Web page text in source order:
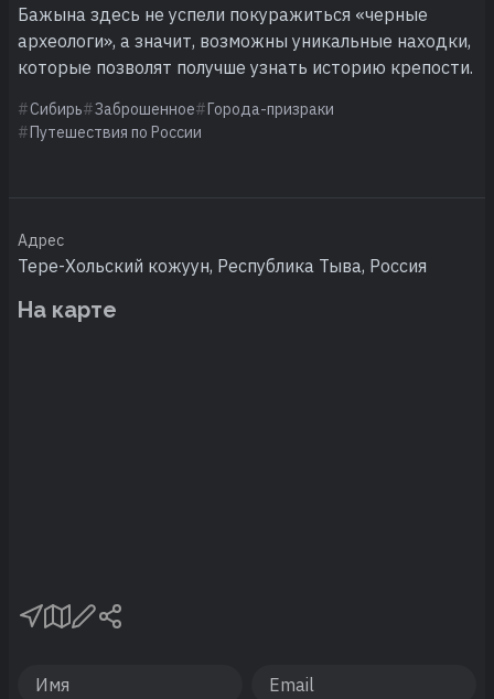
Бажына здесь не успели покуражиться «черные
археологи», а значит, возможны уникальные находки,
которые позволят получше узнать историю крепости.
Сибирь Заброшенное
Города-призраки
Путешествия по России
Адрес
Тере-Хольский кожуун, Республика Тыва, Россия
На карте